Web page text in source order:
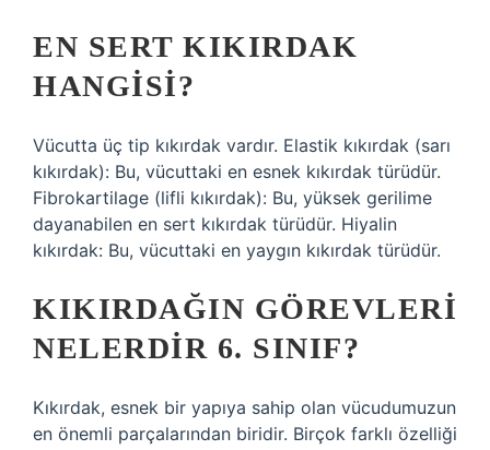
EN SERT KIKIRDAK
HANGISI?
Vücutta üç tip kıkırdak vardır. Elastik kıkırdak (sarı
kıkırdak): Bu, vücuttaki en esnek kıkırdak türüdür.
Fibrokartilage (lifli kıkırdak): Bu, yüksek gerilime
dayanabilen en sert kıkırdak türüdür. Hiyalin
kıkırdak: Bu, vücuttaki en yaygın kıkırdak türüdür.
KIKIRDAĞIN GÖREVLERI
NELERDIR 6. SINIF?
Kıkırdak, esnek bir yapıya sahip olan vücudumuzun
en önemli parçalarından biridir. Birçok farklı özelliği